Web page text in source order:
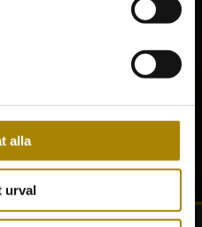
alla
urval